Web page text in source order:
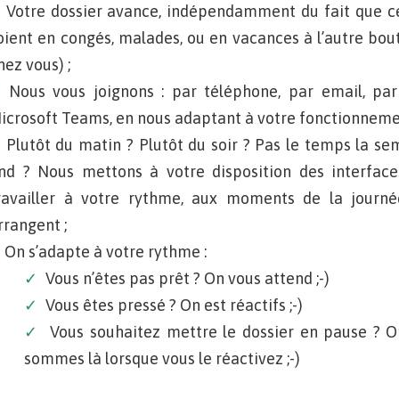
Votre dossier avance, indépendamment du fait que
en congés, malades, ou en vacances à l’autre
vous) ;
Nous vous joignons : par téléphone, par email,
Teams, en nous adaptant à votre
Plutôt du matin ? Plutôt du soir ? Pas le temps la
? Nous mettons à votre disposition des
à votre rythme, aux moments de la
;
On s’adapte à votre rythme :
Vous n’êtes pas prêt ? On vous attend ;-)
Vous êtes pressé ? On est réactifs ;-)
Vous souhaitez mettre le dossier en pause ?
sommes là lorsque vous le réactivez ;-)